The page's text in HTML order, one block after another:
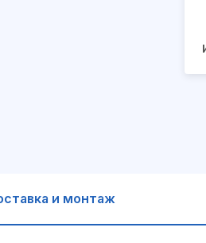
и монтаж